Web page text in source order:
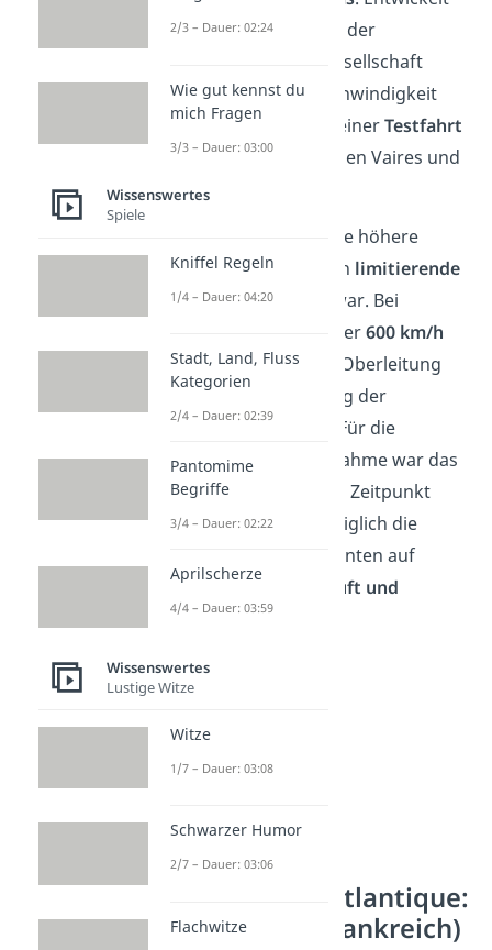
wurde das Modell von der
französischen Bahngesellschaft
SNCF. Die Höchstgeschwindigkeit
erreichte der Zug bei einerTestfahrt
auf der Strecke zwischen Vaires und
Baudrecourt.
Spannend ist, dass eine höhere
Geschwindigkeit durch limitierende
Faktorenunmöglich war. Bei
Geschwindigkeiten über600 km/h
drohte der Abriss zur Oberleitung
und eine Beschädigung der
Außenhaut des Zugs. Für die
öffentliche Inbetriebnahme war das
Testprojekt
zu keinem Zeitpunkt
gedacht. Es sollten lediglich die
technischen Komponenten auf
Funktionalität
überprüft und
optimiertwerden.
Platz 4 – TGV Atlantique:
515,3 km/h (Frankreich)
2/3 – Dauer: 02:24
Wie gut kennst du
mich Fragen
3/3 – Dauer: 03:00
Wissenswertes
Spiele
Kniffel Regeln
1/4 – Dauer: 04:20
Stadt, Land, Fluss
Kategorien
2/4 – Dauer: 02:39
Pantomime
Begriffe
3/4 – Dauer: 02:22
Aprilscherze
4/4 – Dauer: 03:59
Wissenswertes
Lustige Witze
Witze
1/7 – Dauer: 03:08
Schwarzer Humor
2/7 – Dauer: 03:06
Flachwitze